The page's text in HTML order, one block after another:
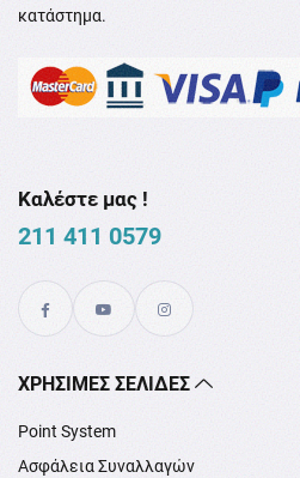
κατάστημα.
Καλέστε μας !
211 411 0579
XΡΉΣΙΜΕΣ ΣΕΛΊΔΕΣ
Point System
Ασφάλεια Συναλλαγών